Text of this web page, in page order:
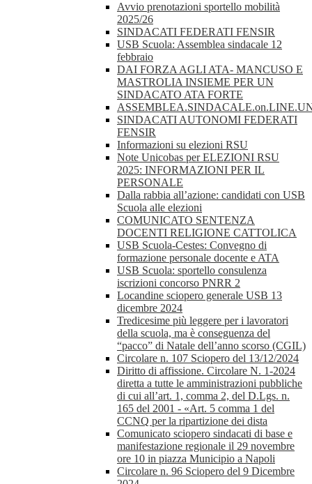
Avvio prenotazioni sportello mobilità
2025/26
SINDACATI FEDERATI FENSIR
USB Scuola: Assemblea sindacale 12
febbraio
DAI FORZA AGLI ATA- MANCUSO E
MASTROLIA INSIEME PER UN
SINDACATO ATA FORTE
SINDACATI AUTONOMI FEDERATI
FENSIR
Informazioni su elezioni RSU
Note Unicobas per ELEZIONI RSU
2025: INFORMAZIONI PER IL
PERSONALE
Dalla rabbia all’azione: candidati con USB
Scuola alle elezioni
COMUNICATO SENTENZA
DOCENTI RELIGIONE CATTOLICA
USB Scuola-Cestes: Convegno di
formazione personale docente e ATA
USB Scuola: sportello consulenza
iscrizioni concorso PNRR 2
Locandine sciopero generale USB 13
dicembre 2024
Tredicesime più leggere per i lavoratori
della scuola, ma è conseguenza del
“pacco” di Natale dell’anno scorso (CGIL)
Circolare n. 107 Sciopero del 13/12/2024
Diritto di affissione. Circolare N. 1-2024
diretta a tutte le amministrazioni pubbliche
di cui all’art. 1, comma 2, del D.Lgs. n.
165 del 2001 - «Art. 5 comma 1 del
CCNQ per la ripartizione dei dista
Comunicato sciopero sindacati di base e
manifestazione regionale il 29 novembre
ore 10 in piazza Municipio a Napoli
Circolare n. 96 Sciopero del 9 Dicembre